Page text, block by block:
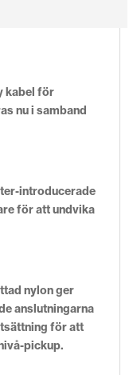
kabel för
nu i samband
introducerade
för att undvika
nylon ger
anslutningarna
för att
pickup.